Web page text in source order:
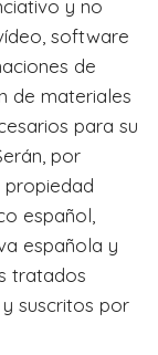
y no
software
de
de materiales
para su
por
propiedad
español,
española y
tratados
suscritos por